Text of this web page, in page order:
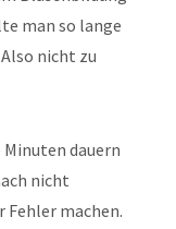
man so lange
nicht zu
Minuten dauern
nicht
Fehler machen.